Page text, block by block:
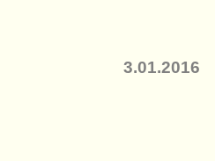
3.01.2016